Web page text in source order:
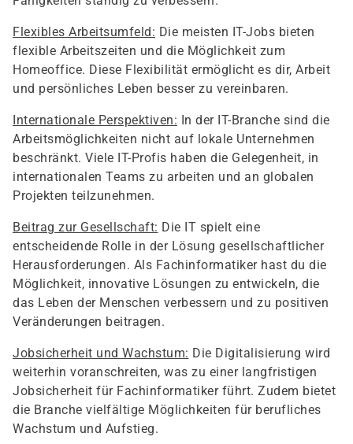
Flexibles Arbeitsumfeld: Die meisten IT-Jobs bieten
flexible Arbeitszeiten und die Möglichkeit zum
Homeoffice. Diese Flexibilität ermöglicht es dir, Arbeit
und persönliches Leben besser zu vereinbaren.
Internationale Perspektiven: In der IT-Branche sind die
Arbeitsmöglichkeiten nicht auf lokale Unternehmen
beschränkt. Viele IT-Profis haben die Gelegenheit, in
internationalen Teams zu arbeiten und an globalen
Projekten teilzunehmen.
Beitrag zur Gesellschaft: Die IT spielt eine
entscheidende Rolle in der Lösung gesellschaftlicher
Herausforderungen. Als Fachinformatiker hast du die
Möglichkeit, innovative Lösungen zu entwickeln, die
das Leben der Menschen verbessern und zu positiven
Veränderungen beitragen.
Jobsicherheit und Wachstum: Die Digitalisierung wird
weiterhin voranschreiten, was zu einer langfristigen
Jobsicherheit für Fachinformatiker führt. Zudem bietet
die Branche vielfältige Möglichkeiten für berufliches
Wachstum und Aufstieg.